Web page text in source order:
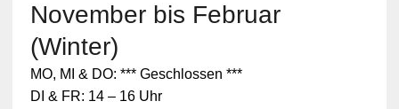
November bis Februar
(Winter)
MO, MI & DO: *** Geschlossen ***
DI & FR: 14 – 16 Uhr